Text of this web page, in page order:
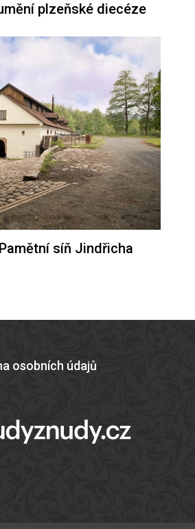
plzeňské diecéze
síň Jindřicha
osobních údajů